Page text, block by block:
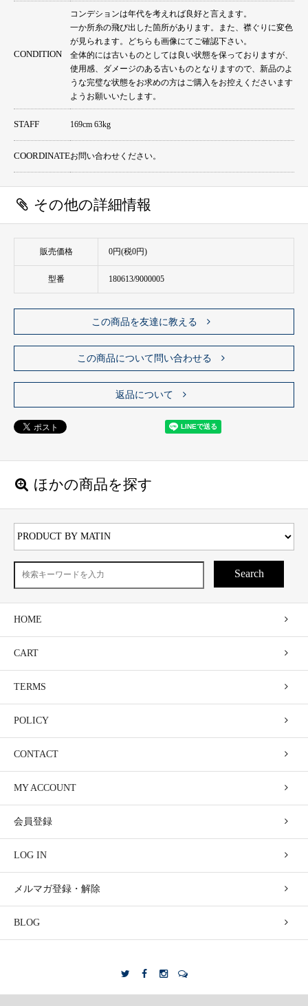
CONDITION
コンデションは年代を考えれば良好と言えます。
一か所糸の飛び出した箇所があります。また、襟ぐりに変色
が見られます。どちらも画像にてご確認下さい。
全体的には古いものとしては良い状態を保っておりますが、
使用感、ダメージのある古いものとなりますので、新品のよ
うな完璧な状態をお求めの方はご購入をお控えくださいます
ようお願いいたします。
STAFF 169cm 63kg
COORDINATEお問い合わせください。
その他の詳細情報
販売価格 0円(税0円)
型番 180613/9000005
この商品を友達に教える
この商品について問い合わせる
返品について
ほかの商品を探す
Search
HOME
CART
TERMS
POLICY
CONTACT
MY ACCOUNT
会員登録
LOG IN
メルマガ登録・解除
BLOG